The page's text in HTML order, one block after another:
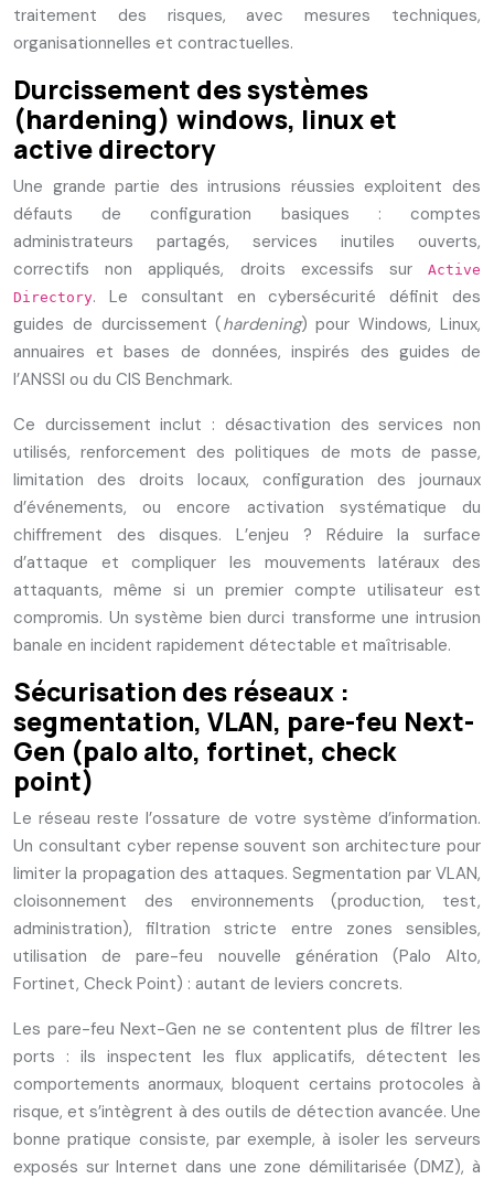
traitement des risques, avec mesures techniques,
organisationnelles et contractuelles.
Durcissement des systèmes
(hardening) windows, linux et
active directory
Une grande partie des intrusions réussies exploitent des
défauts de configuration basiques : comptes
administrateurs partagés, services inutiles ouverts,
correctifs non appliqués, droits excessifs sur
Active
Directory. Le consultant en cybersécurité définit des
guides de durcissement (hardening) pour Windows, Linux,
annuaires et bases de données, inspirés des guides de
l’ANSSI ou du CIS Benchmark.
Ce durcissement inclut : désactivation des services non
utilisés, renforcement des politiques de mots de passe,
limitation des droits locaux, configuration des journaux
d’événements, ou encore activation systématique du
chiffrement des disques. L’enjeu ? Réduire la surface
d’attaque et compliquer les mouvements latéraux des
attaquants, même si un premier compte utilisateur est
compromis. Un système bien durci transforme une intrusion
banale en incident rapidement détectable et maîtrisable.
Sécurisation des réseaux :
segmentation, VLAN, pare-feu Next-
Gen (palo alto, fortinet, check
point)
Le réseau reste l’ossature de votre système d’information.
Un consultant cyber repense souvent son architecture pour
limiter la propagation des attaques. Segmentation par VLAN,
cloisonnement des environnements (production, test,
administration), filtration stricte entre zones sensibles,
utilisation de pare-feu nouvelle génération (Palo Alto,
Fortinet, Check Point) : autant de leviers concrets.
Les pare-feu Next-Gen ne se contentent plus de filtrer les
ports : ils inspectent les flux applicatifs, détectent les
comportements anormaux, bloquent certains protocoles à
risque, et s’intègrent à des outils de détection avancée. Une
bonne pratique consiste, par exemple, à isoler les serveurs
exposés sur Internet dans une zone démilitarisée (DMZ), à